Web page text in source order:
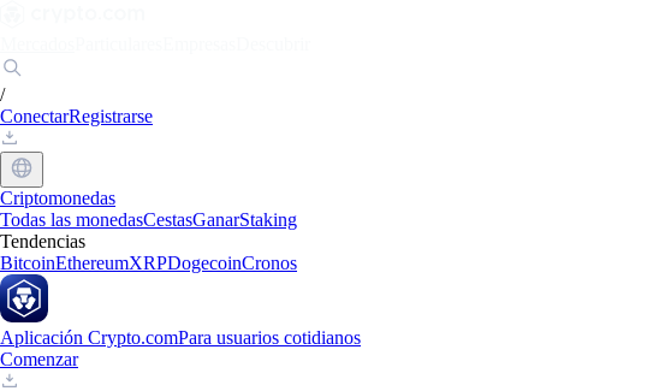
/
ConectarRegistrarse
Criptomonedas
Todas las monedasCestasGanarStaking
Tendencias
BitcoinEthereumXRPDogecoinCronos
Aplicación Crypto.comPara usuarios cotidianos
Comenzar